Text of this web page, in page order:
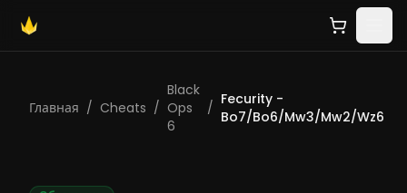
Главная / Cheats /
Black
Ops
6
/ Fecurity -
Bo7/Bo6/Mw3/Mw2/Wz6